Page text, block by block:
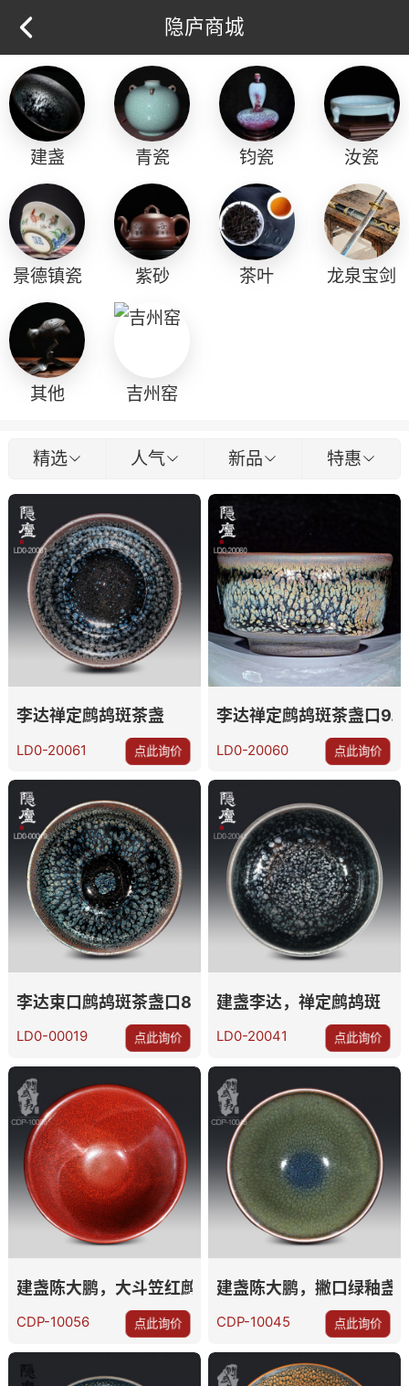
隐庐商城
建盏 青瓷 钧瓷 汝瓷
景德镇瓷 紫砂 茶叶 龙泉宝剑
其他 吉州窑
精选 人气 新品 特惠
李达禅定鹧鸪斑茶盏
LD0-20061 点此询价
李达禅定鹧鸪斑茶盏口9.4
LD0-20060 点此询价
李达束口鹧鸪斑茶盏口8.1
LD0-00019 点此询价
建盏李达，禅定鹧鸪斑
LD0-20041 点此询价
建盏陈大鹏，大斗笠红鹧鸪
CDP-10056 点此询价
建盏陈大鹏，撇口绿釉盏
CDP-10045 点此询价